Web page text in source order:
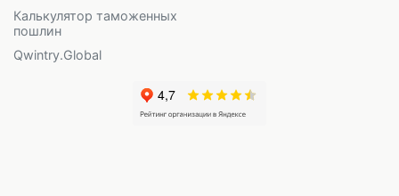
Калькулятор таможенных
пошлин
Qwintry.Global